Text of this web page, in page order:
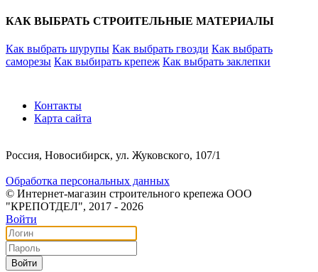
КАК ВЫБРАТЬ СТРОИТЕЛЬНЫЕ МАТЕРИАЛЫ
Как выбрать шурупы Как выбрать гвозди Как выбрать
саморезы Как выбирать крепеж Как выбрать заклепки
Контакты
Карта сайта
Россия, Новосибирск, ул. Жуковского, 107/1
Обработка персональных данных
© Интернет-магазин строительного крепежа ООО
"КРЕПОТДЕЛ", 2017 - 2026
Войти
Войти